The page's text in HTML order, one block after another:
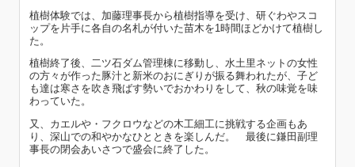
植樹体験では、加藤理事長から植樹指導を受け、研ぐわやスコ
ップを片手に各自の名札が付いた苗木を1時間ほどかけて植樹し
た。
植樹終了後、二ツ石ダム管理棟に移動し、水土里ネットの女性
の方々が作った豚汁と新米のおにぎりが振る舞われたが、子ど
も達は寒さを吹き飛ばす勢いでおかわりをして、秋の味覚を味
わっていた。
又、カエルや・フクロウなどの木工細工に挑戦する企画もあ
り、深山での和やかなひとときを楽しんだ。 最後に鎌田副理
事長の閉会あいさつで盛会に終了した。